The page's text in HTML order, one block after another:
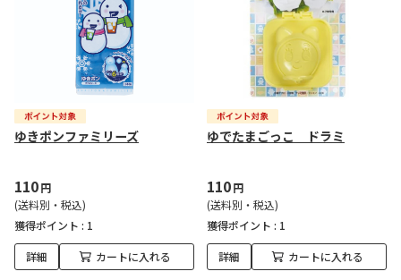
ゆきポンファミリーズ
110円
(送料別・税込)
獲得ポイント : 1
詳細 カートに入れる
ゆでたまごっこ ドラミ
110円
(送料別・税込)
獲得ポイント : 1
詳細 カートに入れる